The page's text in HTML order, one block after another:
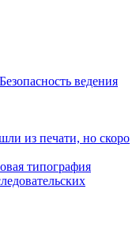
Безопасность ведения
из печати, но скоро
типография